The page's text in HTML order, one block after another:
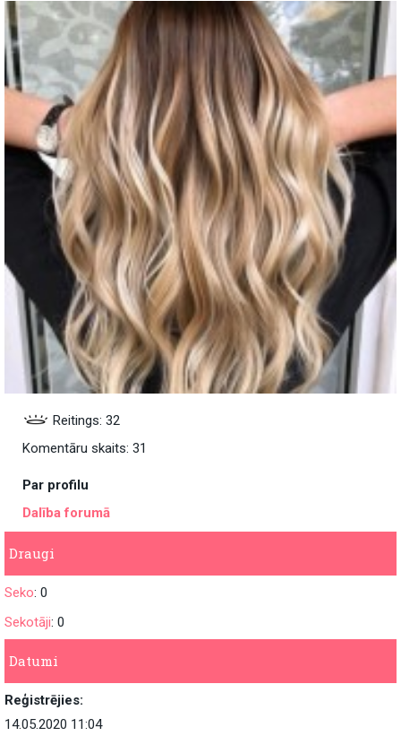
Reitings: 32
Komentāru skaits: 31
Par profilu
Dalība forumā
Draugi
Seko: 0
Sekotāji: 0
Datumi
Reģistrējies:
14.05.2020 11:04